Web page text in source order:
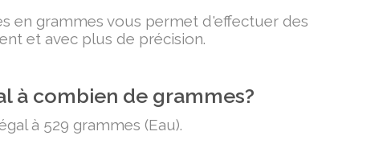
en grammes vous permet d'effectuer des
et avec plus de précision.
à combien de grammes?
à 529 grammes (Eau).